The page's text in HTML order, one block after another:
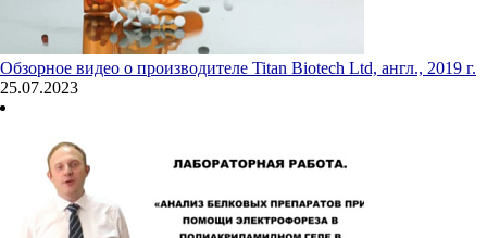
Обзорное видео о производителе Titan Biotech Ltd, англ., 2019 г.
25.07.2023